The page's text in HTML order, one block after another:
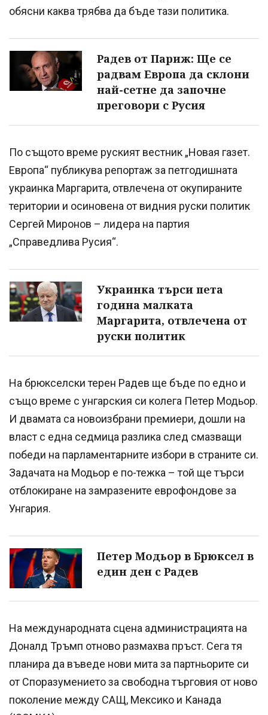
обясни каква трябва да бъде тази политика.
Радев от Париж: Ще се
радвам Европа да склони
най-сетне да започне
преговори с Русия
По същото време руският вестник „Новая газет.
Европа“ публикува репортаж за петгодишната
украинка Маргарита, отвлечена от окупираните
територии и осиновена от видния руски политик
Сергей Миронов – лидера на партия
„Справедлива Русия“.
Украинка търси пета
година малката
Маргарита, отвлечена от
руски политик
На брюкселски терен Радев ще бъде по едно и
също време с унгарския си колега Петер Модьор.
И двамата са новоизбрани премиери, дошли на
власт с една седмица разлика след смазващи
победи на парламентарните избори в страните си.
Задачата на Модьор е по-тежка – той ще търси
отблокиране на замразените еврофондове за
Унгария.
Петер Модьор в Брюксел в
един ден с Радев
На международната сцена администрацията на
Доналд Тръмп отново размахва пръст. Сега тя
планира да въведе нови мита за партньорите си
от Споразумението за свободна търговия от ново
поколение между САЩ, Мексико и Канада